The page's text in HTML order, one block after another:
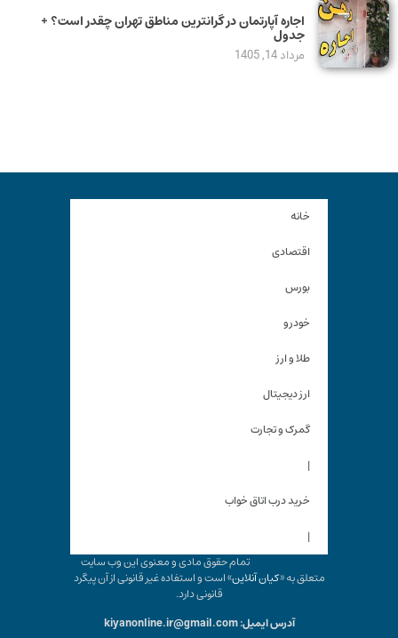
اجاره آپارتمان در گرانترین مناطق تهران چقدر است؟ +
جدول
مرداد 14, 1405
خانه
اقتصادی
بورس
خودرو
طلا و ارز
ارز دیجیتال
گمرک و تجارت
|
خرید درب اتاق خواب
|
تمام حقوق مادی و معنوی این وب سایت
متعلق به «کیان آنلاین» است و استفاده غیر قانونی از آن پیگرد
قانونی دارد.
آدرس ایمیل: kiyanonline.ir@gmail.com